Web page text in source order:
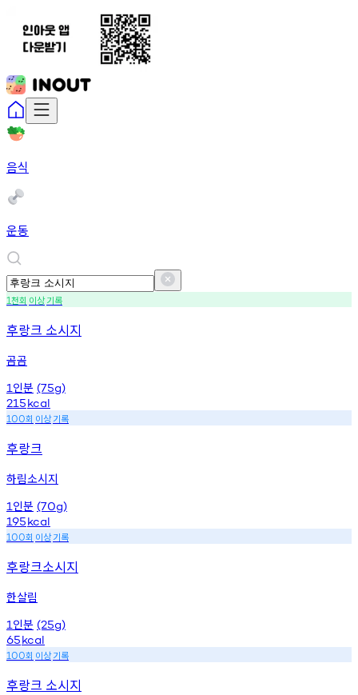
음식
운동
1천회 이상기록
후랑크 소시지
곰곰
1 인분 (75g)
215kcal
100회 이상기록
후랑크
하림소시지
1 인분 (70g)
195kcal
100회 이상기록
후랑크소시지
한살림
1 인분 (25g)
65kcal
100회 이상기록
후랑크 소시지